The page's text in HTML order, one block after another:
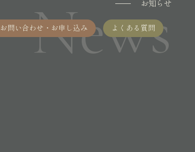
お問い合わせ・お申し込み よくある質問
お知らせ
News